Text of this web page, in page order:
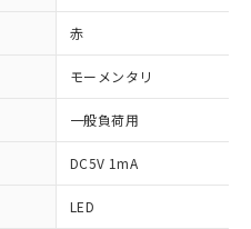
赤
モーメンタリ
一般負荷用
DC5V 1mA
LED